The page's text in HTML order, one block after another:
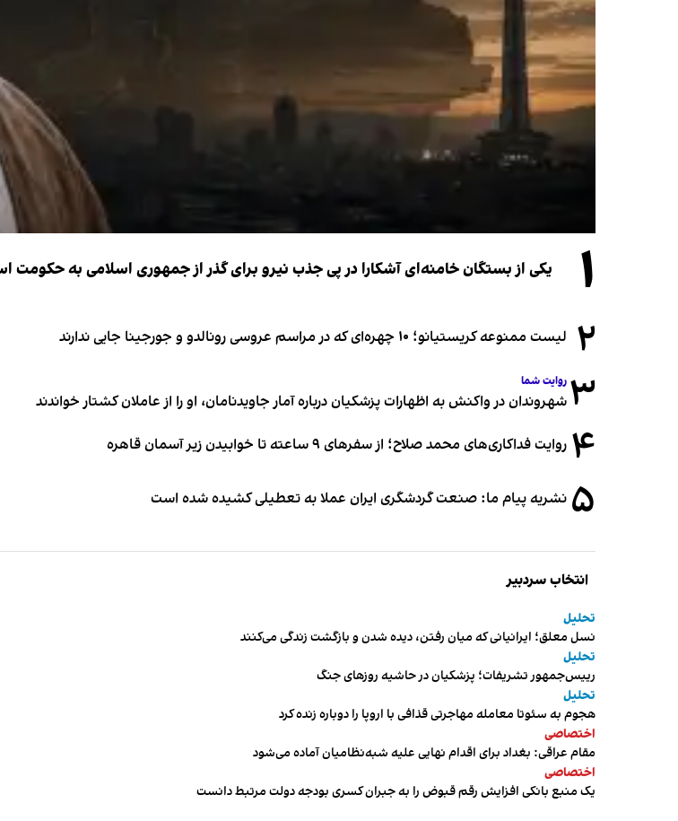
۱ یکی از بستگان خامنه‌ای آشکارا در پی جذب نیرو برای گذر از جمهوری اسلامی به حکومت
۲ لیست ممنوعه کریستیانو؛ ۱۰ چهره‌ای که در مراسم عروسی رونالدو و جورجینا جایی ندارند
۳ روایت شما
شهروندان در واکنش به اظهارات پزشکیان درباره آمار جاویدنامان، او را از عاملان کشتار خواندند
۴ روایت فداکاری‌های محمد صلاح؛ از سفرهای ۹ ساعته تا خوابیدن زیر آسمان قاهره
۵ نشریه پیام ما: صنعت گردشگری ایران عملا به تعطیلی کشیده شده است
انتخاب سردبیر
تحلیل
نسل معلق؛ ایرانیانی که میان رفتن، دیده شدن و بازگشت زندگی می‌کنند
تحلیل
رییس‌جمهور تشریفات؛ پزشکیان در حاشیه روزهای جنگ
تحلیل
هجوم به سئوتا معامله مهاجرتی قذافی با اروپا را دوباره زنده کرد
اختصاصی
مقام عراقی: بغداد برای اقدام نهایی علیه شبه‌نظامیان آماده می‌شود
اختصاصی
یک منبع بانکی افزایش رقم قبوض را به جبران کسری بودجه دولت مرتبط دانست